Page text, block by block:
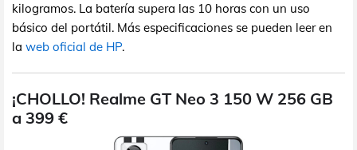
kilogramos. La batería supera las 10 horas con un uso
básico del portátil. Más especificaciones se pueden leer en
la web oficial de HP.
¡CHOLLO! Realme GT Neo 3 150 W 256 GB
a 399 €